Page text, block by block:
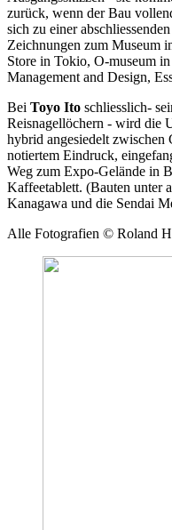
zurück, wenn der Bau
sich zu einer
Zeichnungen zum Museum
Store in Tokio, O-museum
Management and Design,
Bei Toyo Ito schliesslich-
Reisnagellöchern - wird die
hybrid angesiedelt
notiertem Eindruck,
Weg zum Expo-Gelände in
Kaffeetablett. (Bauten unter
Kanagawa und die Sendai
Alle Fotografien © Roland